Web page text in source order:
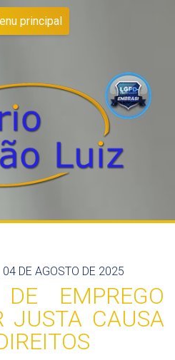
principal
DE AGOSTO DE 2025
EMPREGO
JUSTA CAUSA